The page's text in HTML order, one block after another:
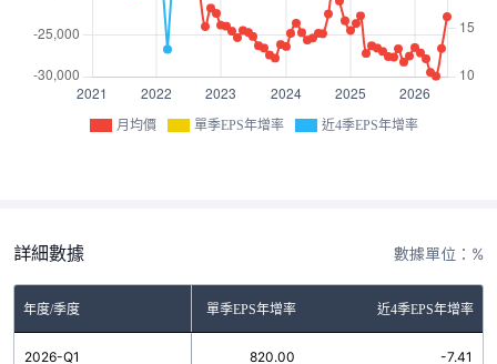
月均價 單季EPS年增率 近4季EPS年增率
詳細數據 數據單位：%
年度/季度 單季EPS年增率 近4季EPS年增率
2026-Q1 820.00 -7.41